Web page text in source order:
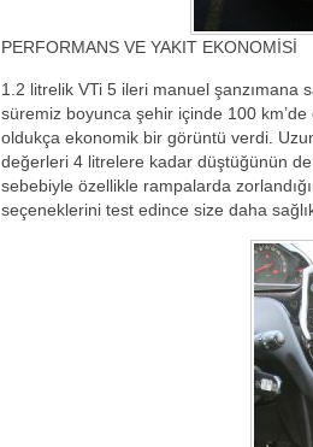
PERFORMANS VE YAKIT EKONOMİSİ
1.2 litrelik VTi 5 ileri manuel şanzımana
süremiz boyunca şehir içinde 100
oldukça ekonomik bir görüntü verdi.
değerleri 4 litrelere kadar düştüğünün
sebebiyle özellikle rampalarda
seçeneklerini test edince size daha